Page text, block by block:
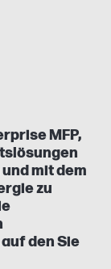
MFP,
mit dem
zu
den Sie